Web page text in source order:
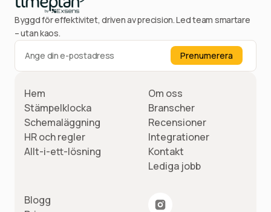
Byggd för effektivitet, driven av precision. Led team smartare
– utan kaos.
Hem
Stämpelklocka
Schemaläggning
HR och regler
Allt-i-ett-lösning
Om oss
Branscher
Recensioner
Integrationer
Kontakt
Lediga jobb
Blogg